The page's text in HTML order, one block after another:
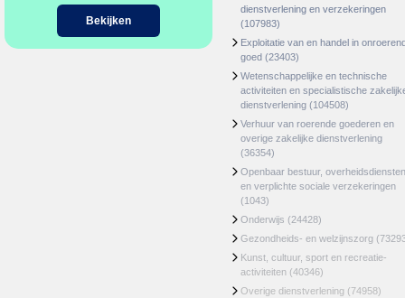
Bekijken
dienstverlening en verzekeringen
(107983)
Exploitatie van en handel in
goed (23403)
Wetenschappelijke en technische
activiteiten en specialistische
dienstverlening (104508)
Verhuur van roerende goederen en
overige zakelijke dienstverlening
(36354)
Openbaar bestuur, overheidsdiensten
en verplichte sociale verzekeringen
(1043)
Onderwijs (24428)
Gezondheids- en welzijnszorg
Kunst, cultuur, sport en recreatie-
activiteiten (40346)
Overige dienstverlening (74958)